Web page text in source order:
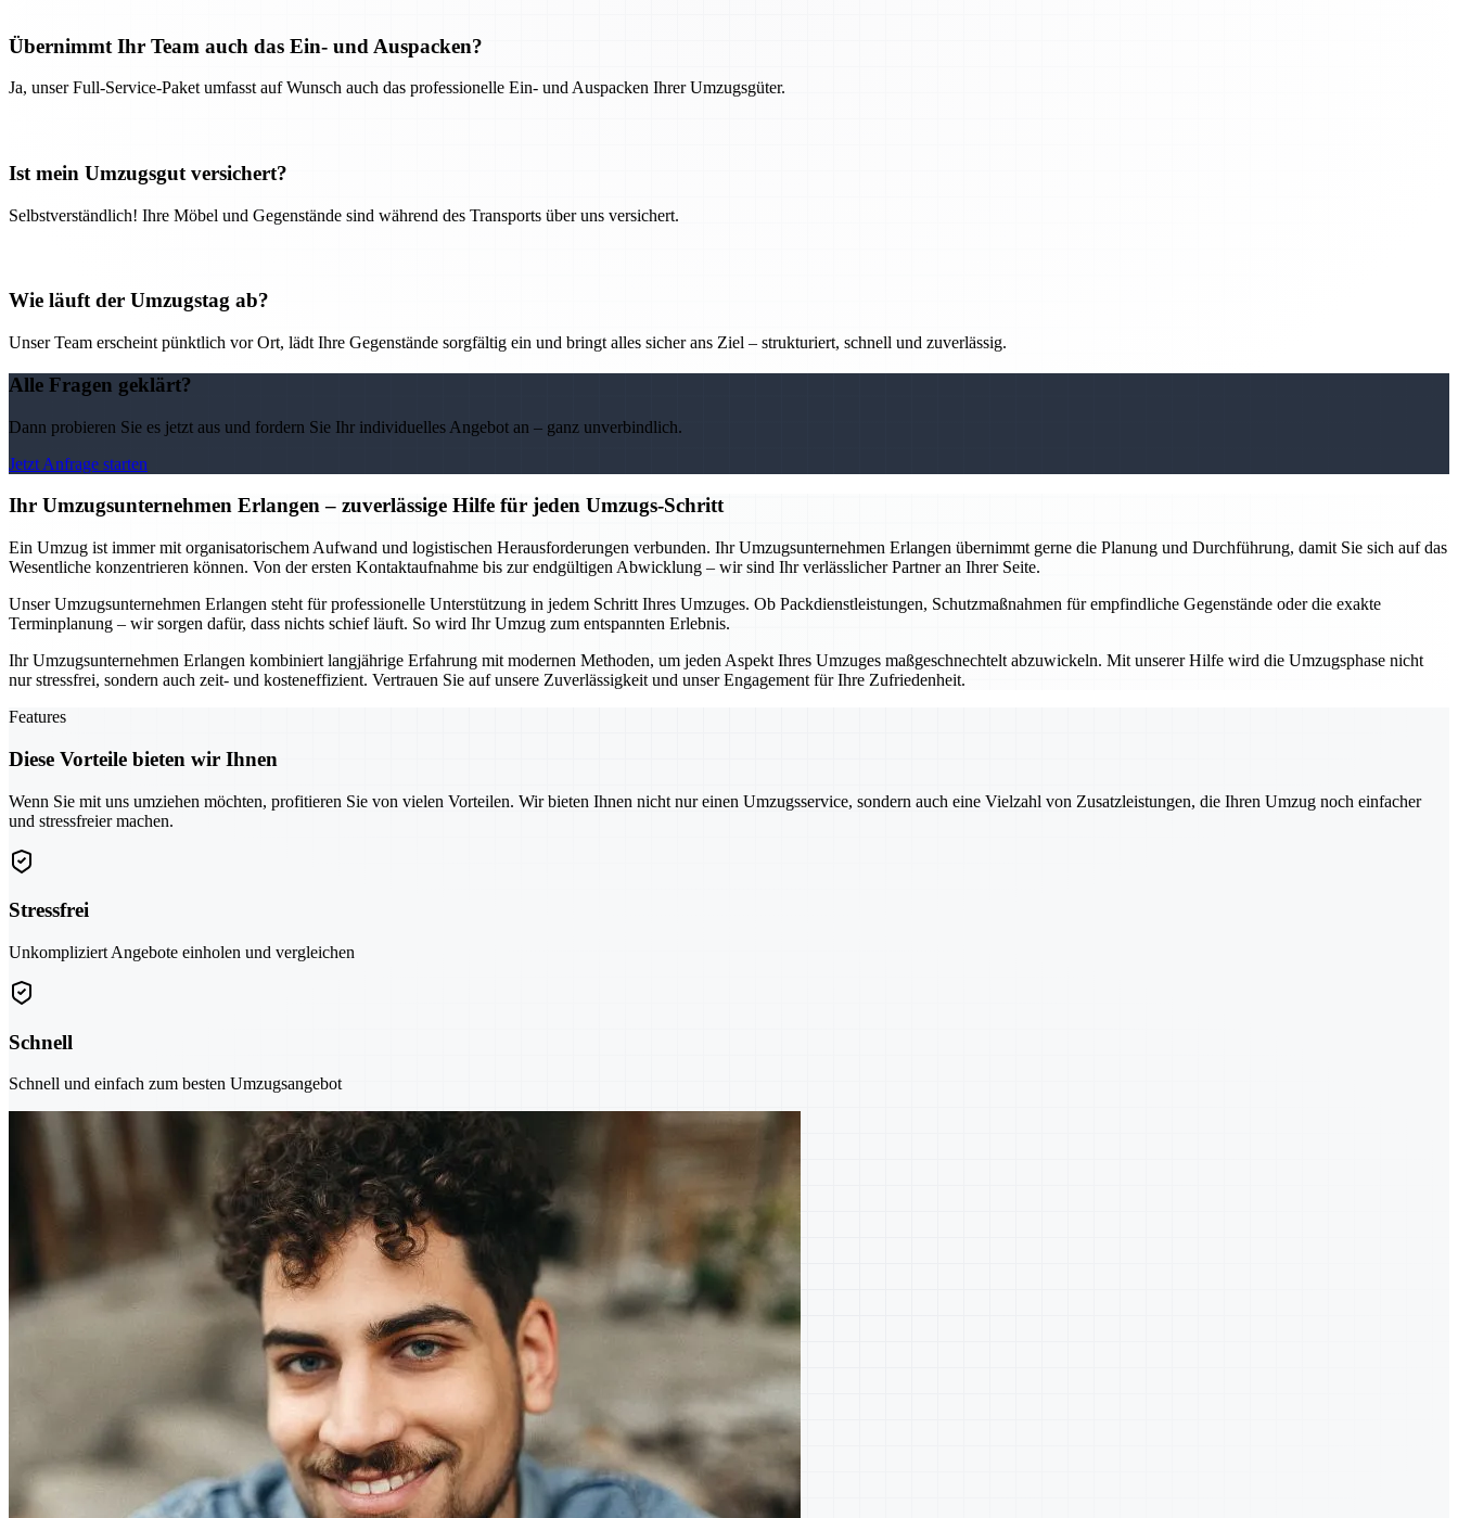
Übernimmt Ihr Team auch das Ein- und Auspacken?
Ja, unser Full-Service-Paket umfasst auf Wunsch auch das professionelle Ein- und Auspacken Ihrer Umzugsgüter.
Ist mein Umzugsgut versichert?
Selbstverständlich! Ihre Möbel und Gegenstände sind während des Transports über uns versichert.
Wie läuft der Umzugstag ab?
Unser Team erscheint pünktlich vor Ort, lädt Ihre Gegenstände sorgfältig ein und bringt alles sicher ans Ziel – strukturiert, schnell und zuverlässig.
Alle Fragen geklärt?
Dann probieren Sie es jetzt aus und fordern Sie Ihr individuelles Angebot an – ganz unverbindlich.
Jetzt Anfrage starten
Ihr Umzugsunternehmen Erlangen – zuverlässige Hilfe für jeden Umzugs-Schritt
Ein Umzug ist immer mit organisatorischem Aufwand und logistischen Herausforderungen verbunden. Ihr Umzugsunternehmen Erlangen übernimmt gerne die Planung und Durchführung, damit Sie sich auf das
Wesentliche konzentrieren können. Von der ersten Kontaktaufnahme bis zur endgültigen Abwicklung – wir sind Ihr verlässlicher Partner an Ihrer Seite.
Unser Umzugsunternehmen Erlangen steht für professionelle Unterstützung in jedem Schritt Ihres Umzuges. Ob Packdienstleistungen, Schutzmaßnahmen für empfindliche Gegenstände oder die exakte
Terminplanung – wir sorgen dafür, dass nichts schief läuft. So wird Ihr Umzug zum entspannten Erlebnis.
Ihr Umzugsunternehmen Erlangen kombiniert langjährige Erfahrung mit modernen Methoden, um jeden Aspekt Ihres Umzuges maßgeschnechtelt abzuwickeln. Mit unserer Hilfe wird die Umzugsphase nicht
nur stressfrei, sondern auch zeit- und kosteneffizient. Vertrauen Sie auf unsere Zuverlässigkeit und unser Engagement für Ihre Zufriedenheit.
Features
Diese Vorteile bieten wir Ihnen
Wenn Sie mit uns umziehen möchten, profitieren Sie von vielen Vorteilen. Wir bieten Ihnen nicht nur einen Umzugsservice, sondern auch eine Vielzahl von Zusatzleistungen, die Ihren Umzug noch einfacher
und stressfreier machen.
Stressfrei
Unkompliziert Angebote einholen und vergleichen
Schnell
Schnell und einfach zum besten Umzugsangebot